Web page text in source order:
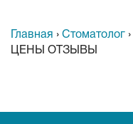
Главная › Стоматолог ›
ЦЕНЫ ОТЗЫВЫ